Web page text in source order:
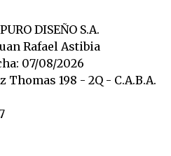
DISEÑO S.A.
Rafael Astibia
07/08/2026
198 - 2Q - C.A.B.A.